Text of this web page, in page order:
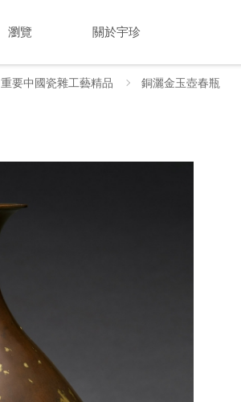
瀏覽 關於宇珍
重要中國瓷雜工藝精品 銅灑金玉壺春瓶